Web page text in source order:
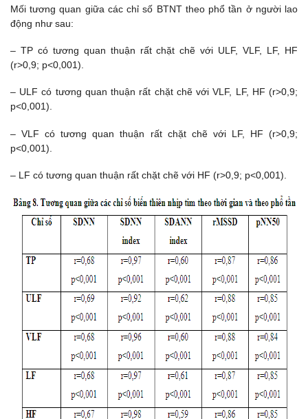
Mối tương quan giữa các chỉ số BTNT theo phổ tần ở người lao
động như sau:
– TP có tương quan thuận rất chặt chẽ với ULF, VLF, LF, HF
(r>0,9; p<0,001).
– ULF có tương quan thuận rất chặt chẽ với VLF, LF, HF (r>0,9;
p<0,001).
– VLF có tương quan thuận rất chặt chẽ với LF, HF (r>0,9;
p<0,001).
– LF có tương quan thuận rất chặt chẽ với HF (r>0,9; p<0,001).